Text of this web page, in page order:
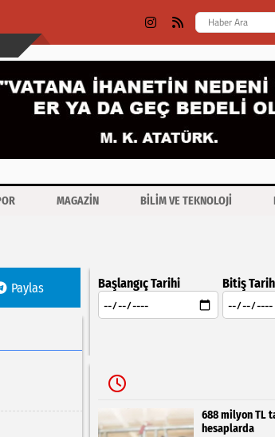
MAGAZİN BİLİM VE TEKNOLOJİ
Paylas Başlangıç Tarihi Bitiş
688 milyon TL
hesaplarda